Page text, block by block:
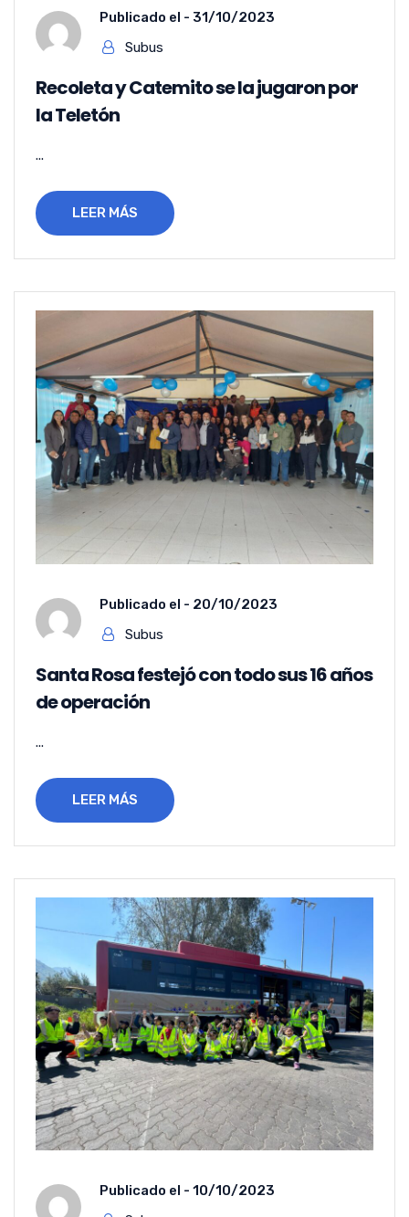
Publicado el - 31/10/2023
Subus
Recoleta y Catemito se la jugaron por
la Teletón
...
LEER MÁS
Publicado el - 20/10/2023
Subus
Santa Rosa festejó con todo sus 16 años
de operación
...
LEER MÁS
Publicado el - 10/10/2023